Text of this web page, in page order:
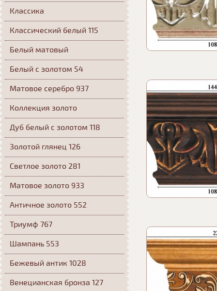
Классика
Классический белый 115
Белый матовый
Белый с золотом 54
Матовое серебро 937
Коллекция золото
Дуб белый с золотом 118
Золотой глянец 126
Светлое золото 281
Матовое золото 933
Античное золото 552
Триумф 767
Шампань 553
Бежевый антик 1028
Венецианская бронза 127